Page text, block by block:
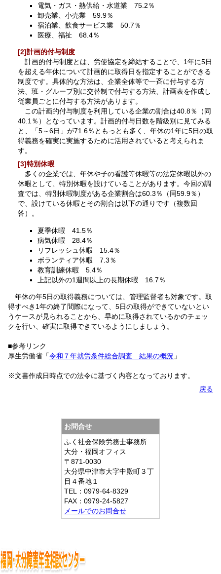
電気・ガス・熱供給・水道業 75.2％
卸売業、小売業 59.9％
宿泊業、飲食サービス業 50.7％
医療、福祉 68.4％
[2]計画的付与制度
計画的付与制度とは、労使協定を締結することで、1年に5日
を超える年休について計画的に取得日を指定することができる
制度です。具体的な方法は、企業全体等で一斉に付与する方
法、班・グループ別に交替制で付与する方法、計画表を作成し
従業員ごとに付与する方法があります。
この計画的付与制度を利用している企業の割合は40.8％（同
40.1％）となっています。計画的付与日数を階級別に見てみる
と、「5～6日」が71.6％ともっとも多く、年休の1年に5日の取
得義務を確実に実施するために活用されていると考えられま
す。
[3]特別休暇
多くの企業では、年休や子の看護等休暇等の法定休暇以外の
休暇として、特別休暇を設けていることがあります。今回の調
査では、特別休暇制度がある企業割合は60.3％（同59.9％）
で、設けている休暇とその割合は以下の通りです（複数回
答）。
夏季休暇 41.5％
病気休暇 28.4％
リフレッシュ休暇 15.4％
ボランティア休暇 7.3％
教育訓練休暇 5.4％
上記以外の1週間以上の長期休暇 16.7％
年休の年5日の取得義務については、管理監督者も対象です。取
得すべき1年の終了間際になって、5日の取得ができていないとい
うケースが見られることから、早めに取得されているかのチェッ
クを行い、確実に取得できているようにしましょう。
■参考リンク
厚生労働省「令和７年就労条件総合調査 結果の概況 」
※文書作成日時点での法令に基づく内容となっております。
戻る
お問合せ
ふく社会保険労務士事務所
大分・福岡オフィス
〒871-0030
大分県中津市大字中殿町３丁
目４番地１
TEL：0979-64-8329
FAX：0979-24-5827
メールでのお問合せ